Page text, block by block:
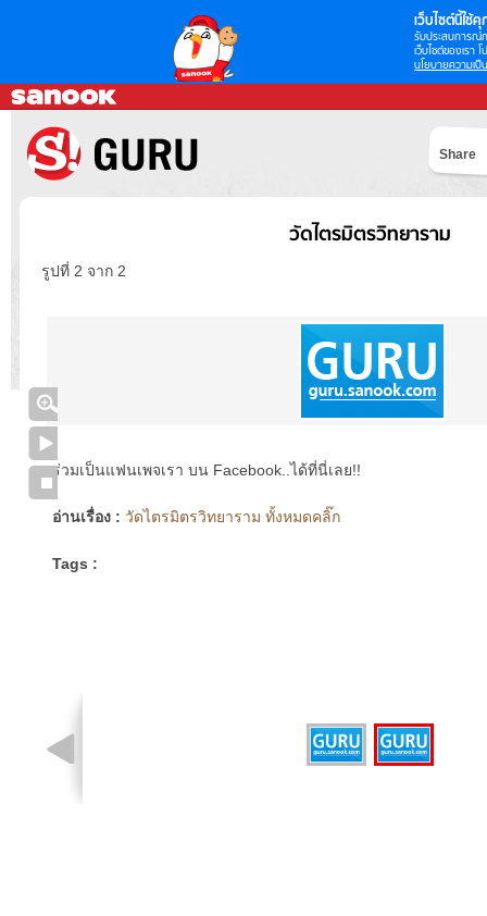
เว็บไซต์นี้ใช้คุ
รับประสบการณ์
เว็บไซต์ของเรา
นโยบายความเป็
Share
วัดไตรมิตรวิทยาราม
รูปที่ 2 จาก 2
ร่วมเป็นแฟนเพจเรา บน Facebook..ได้ที่นี่เลย!!
อ่านเรื่อง : วัดไตรมิตรวิทยาราม ทั้งหมดคลิ๊ก
Tags :